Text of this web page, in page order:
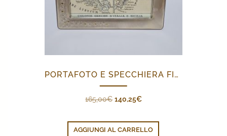
PORTAFOTO E SPECCHIERA FIORELLINI
165,00€ Il
originale
era:
140,25€Il
attuale
è:
AGGIUNGI AL CARRELLO